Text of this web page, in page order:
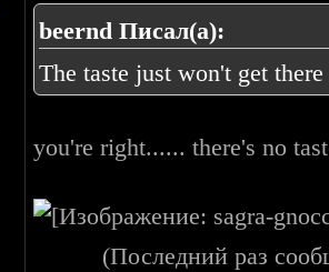
beernd Писал(а):
The taste just won't get
you're right...... there's no
(Последний раз